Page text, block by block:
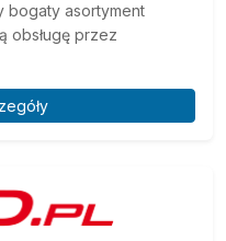
bogaty asortyment
obsługę przez